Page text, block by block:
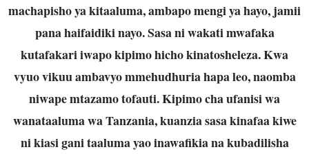
machapisho ya kitaaluma, ambapo mengi ya hayo, jamii
pana haifaidiki nayo. Sasa ni wakati mwafaka
kutafakari iwapo kipimo hicho kinatosheleza. Kwa
vyuo vikuu ambavyo mmehudhuria hapa leo, naomba
niwape mtazamo tofauti. Kipimo cha ufanisi wa
wanataaluma wa Tanzania, kuanzia sasa kinafaa kiwe
ni kiasi gani taaluma yao inawafikia na kubadilisha